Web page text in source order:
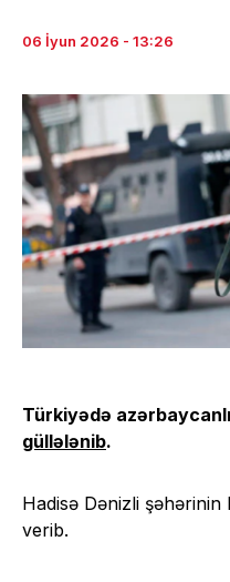
06 İyun 2026 - 13:26
Türkiyədə
güllələnib.
Hadisə Dənizli şəhərinin
verib.